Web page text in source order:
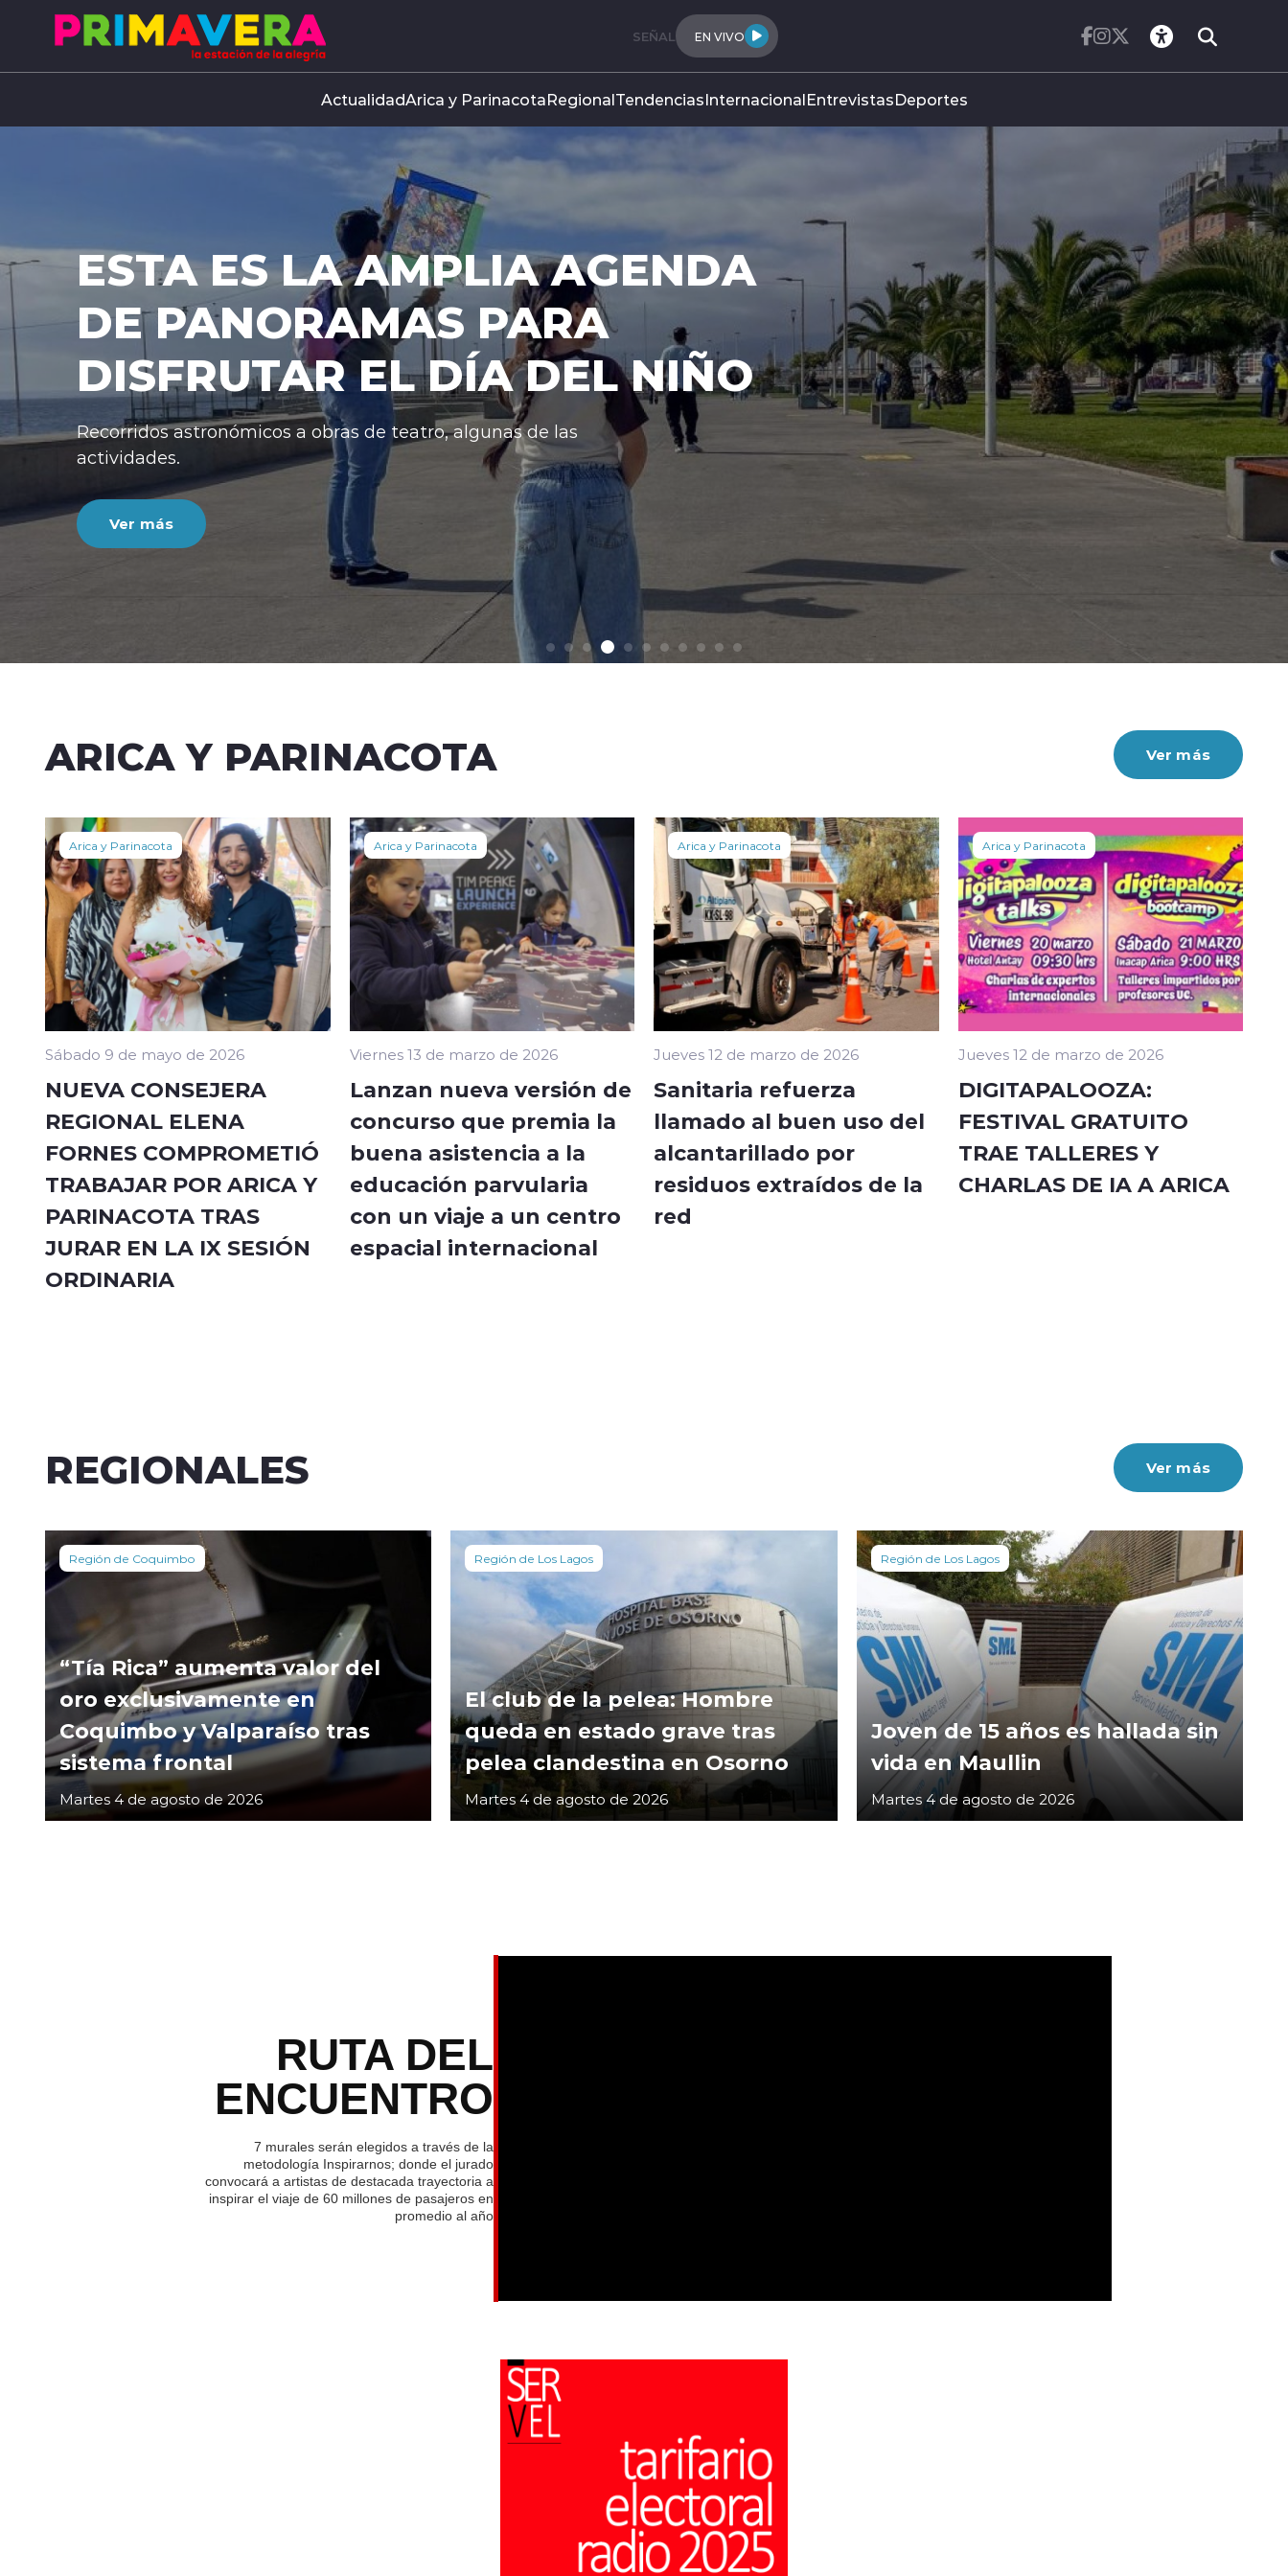
SEÑAL EN VIVO
ActualidadArica y ParinacotaRegionalTendenciasInternacionalEntrevistasDeportes
AGENDA
PARA
DÍA DEL NIÑO
algunas de las
IPC
DE 0,1 POR
EL MES DE
Con esto la baja acumulada se
ARICA Y PARINACOTA Ver más
Arica y Parinacota
Sábado 9 de mayo de 2026
NUEVA CONSEJERA
REGIONAL ELENA
FORNES COMPROMETIÓ
TRABAJAR POR ARICA Y
PARINACOTA TRAS
JURAR EN LA IX SESIÓN
ORDINARIA
Arica y Parinacota
Viernes 13 de marzo de 2026
Lanzan nueva versión de
concurso que premia la
buena asistencia a la
educación parvularia
con un viaje a un centro
espacial internacional
Arica y Parinacota
Jueves 12 de marzo de 2026
Sanitaria refuerza
llamado al buen uso del
alcantarillado por
residuos extraídos de la
red
Arica y Parinacota
Jueves 12 de marzo de 2026
DIGITAPALOOZA:
FESTIVAL GRATUITO
TRAE TALLERES Y
CHARLAS DE IA A ARICA
REGIONALES Ver más
Región de Coquimbo
“Tía Rica” aumenta valor del
oro exclusivamente en
Coquimbo y Valparaíso tras
sistema frontal
Martes 4 de agosto de 2026
Región de Los Lagos
El club de la pelea: Hombre
queda en estado grave tras
pelea clandestina en Osorno
Martes 4 de agosto de 2026
Región de Los Lagos
Joven de 15 años es hallada sin
vida en Maullin
Martes 4 de agosto de 2026
RUTA DEL
ENCUENTRO
7 murales serán elegidos a través de la
metodología Inspirarnos; donde el jurado
convocará a artistas de destacada trayectoria a
inspirar el viaje de 60 millones de pasajeros en
promedio al año